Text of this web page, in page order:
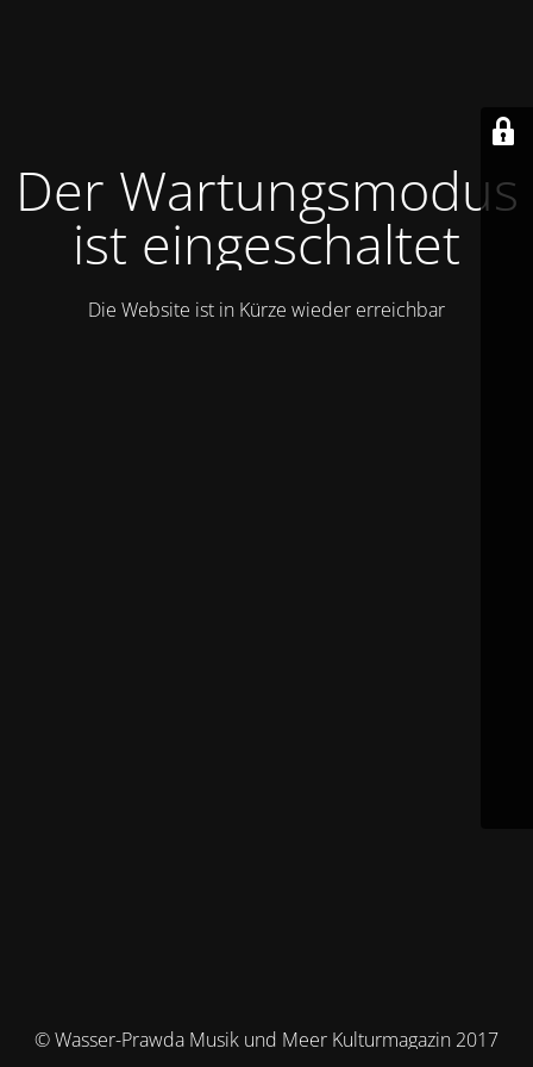
Der Wartungsmodus
ist eingeschaltet
Die Website ist in Kürze wieder erreichbar
© Wasser-Prawda Musik und Meer Kulturmagazin 2017